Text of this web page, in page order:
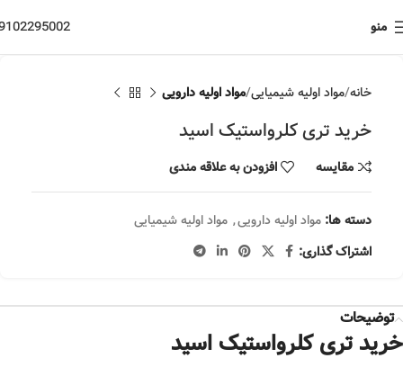
منو
خانه مواد اولیه شیمیایی مواد اولیه دارویی
خرید تری کلرواستیک اسید
مقایسه افزودن به علاقه مندی
دسته ها: مواد اولیه دارویی, مواد اولیه شیمیایی
اشتراک گذاری:
توضیحات
خرید تری کلرواستیک اسید